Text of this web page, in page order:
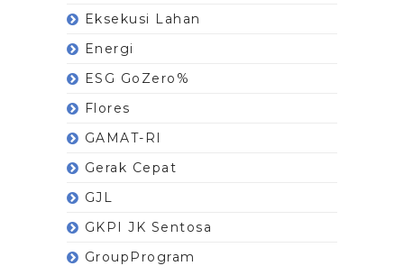
Eksekusi Lahan
Energi
ESG GoZero%
Flores
GAMAT-RI
Gerak Cepat
GJL
GKPI JK Sentosa
GroupProgram